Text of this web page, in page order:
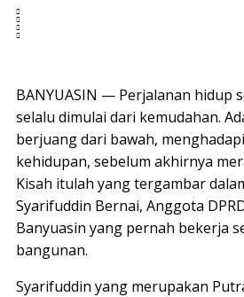
BANYUASIN — Perjalanan hidup
selalu dimulai dari kemudahan.
berjuang dari bawah,
kehidupan, sebelum akhirnya
Kisah itulah yang tergambar
Syarifuddin Bernai, Anggota
Banyuasin yang pernah bekerja
bangunan.
Syarifuddin yang merupakan